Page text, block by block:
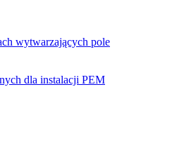
wytwarzających pole
dla instalacji PEM